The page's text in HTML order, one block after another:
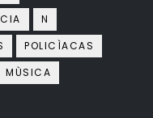
N
POLICÌACAS
MÙSICA